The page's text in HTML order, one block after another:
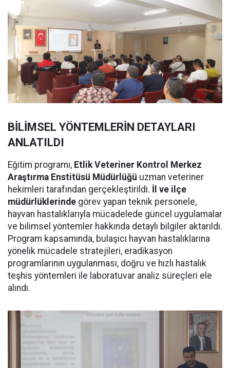
BİLİMSEL YÖNTEMLERİN DETAYLARI
ANLATILDI
Eğitim programı, Etlik Veteriner Kontrol Merkez
Araştırma Enstitüsü Müdürlüğü uzman veteriner
hekimleri tarafından gerçekleştirildi. İl ve ilçe
müdürlüklerinde görev yapan teknik personele,
hayvan hastalıklarıyla mücadelede güncel uygulamalar
ve bilimsel yöntemler hakkında detaylı bilgiler aktarıldı.
Program kapsamında, bulaşıcı hayvan hastalıklarına
yönelik mücadele stratejileri, eradikasyon
programlarının uygulanması, doğru ve hızlı hastalık
teşhis yöntemleri ile laboratuvar analiz süreçleri ele
alındı.